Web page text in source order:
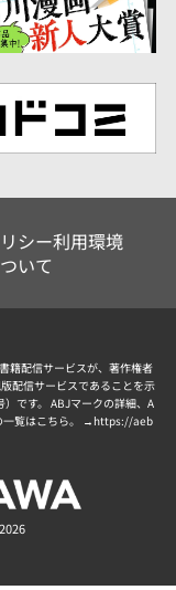
シー利用環境
いて
籍配信サービスが、著作権者
配信サービスであることを示
です。 ABJマークの詳細、A
一覧はこちら。 → https://aeb